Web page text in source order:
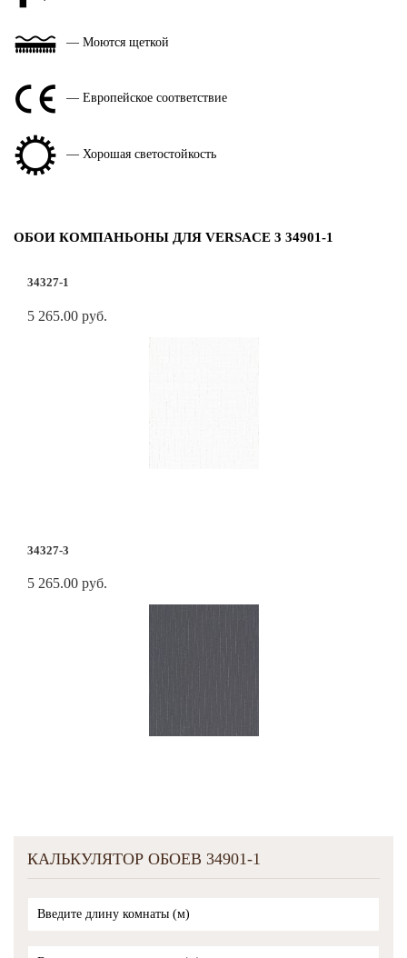
— Моются щеткой
— Европейское соответствие
— Хорошая светостойкость
ОБОИ КОМПАНЬОНЫ ДЛЯ VERSACE 3 34901-1
34327-1
5 265.00 руб.
34327-3
5 265.00 руб.
КАЛЬКУЛЯТОР ОБОЕВ 34901-1